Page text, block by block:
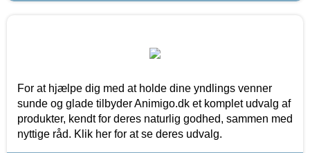
For at hjælpe dig med at holde dine yndlings venner
sunde og glade tilbyder Animigo.dk et komplet udvalg af
produkter, kendt for deres naturlig godhed, sammen med
nyttige råd. Klik her for at se deres udvalg.